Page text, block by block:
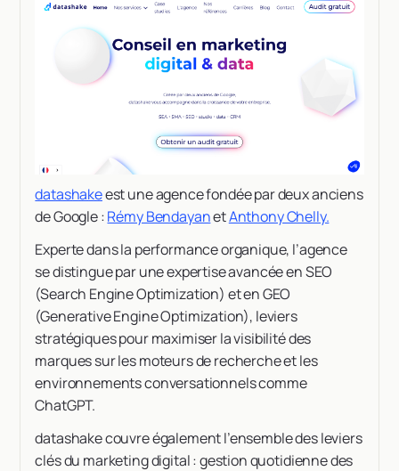
datashakeest une agence fondée par deux anciens
de Google :Rémy BendayanetAnthony Chelly.
Experte dans la performance organique, l’agence
se distingue par une expertise avancée en SEO
(Search Engine Optimization) et en GEO
(Generative Engine Optimization), leviers
stratégiques pour maximiser la visibilité des
marques sur les moteurs de recherche et les
environnements conversationnels comme
ChatGPT.
datashake couvre également l’ensemble des leviers
clés du marketing digital : gestion quotidienne des